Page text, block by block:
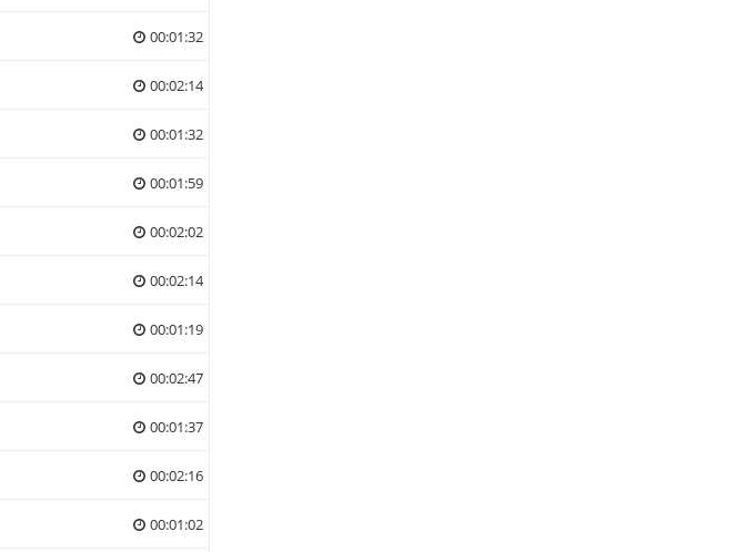
00:01:32
00:02:14
00:01:32
00:01:59
00:02:02
00:02:14
00:01:19
00:02:47
00:01:37
00:02:16
00:01:02